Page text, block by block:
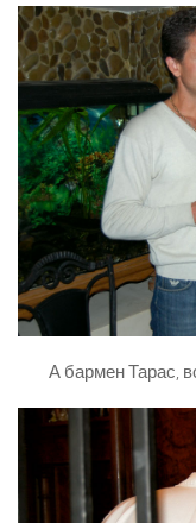
А бармен Тарас,